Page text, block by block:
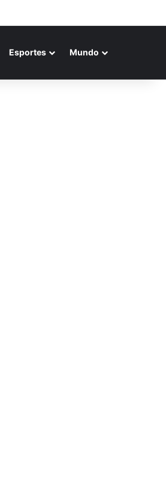
Esportes Mundo